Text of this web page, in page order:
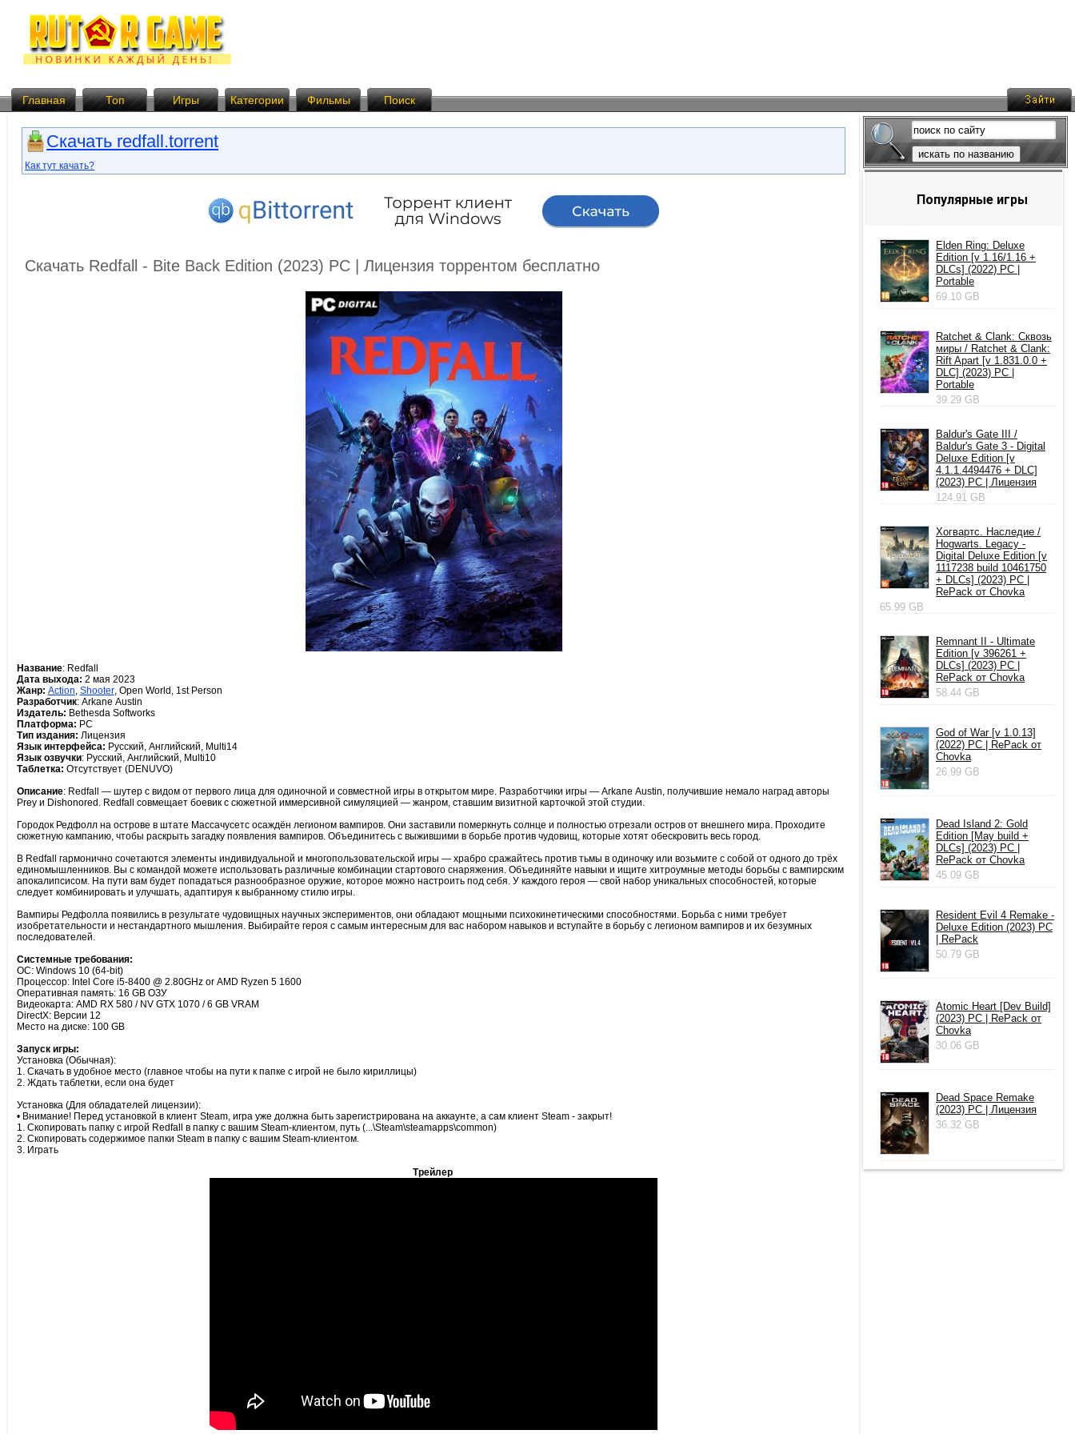
Главная Топ Игры Категории Фильмы Поиск
Скачать redfall.torrent
Как тут качать?
Скачать Redfall - Bite Back Edition (2023) PC | Лицензия торрентом бесплатно
Название: Redfall
Дата выхода: 2 мая 2023
Жанр: Action, Shooter, Open World, 1st Person
Разработчик: Arkane Austin
Издатель: Bethesda Softworks
Платформа: PC
Тип издания: Лицензия
Язык интерфейса: Русский, Английский, Multi14
Язык озвучки: Русский, Английский, Multi10
Таблетка: Отсутствует (DENUVO)
Описание: Redfall — шутер с видом от первого лица для одиночной и совместной игры в открытом мире. Разработчики игры — Arkane Austin, получившие немало наград авторы
Prey и Dishonored. Redfall совмещает боевик с сюжетной иммерсивной симуляцией — жанром, ставшим визитной карточкой этой студии.
Городок Редфолл на острове в штате Массачусетс осаждён легионом вампиров. Они заставили померкнуть солнце и полностью отрезали остров от внешнего мира. Проходите
сюжетную кампанию, чтобы раскрыть загадку появления вампиров. Объединитесь с выжившими в борьбе против чудовищ, которые хотят обескровить весь город.
В Redfall гармонично сочетаются элементы индивидуальной и многопользовательской игры — храбро сражайтесь против тьмы в одиночку или возьмите с собой от одного до трёх
единомышленников. Вы с командой можете использовать различные комбинации стартового снаряжения. Объединяйте навыки и ищите хитроумные методы борьбы с вампирским
апокалипсисом. На пути вам будет попадаться разнообразное оружие, которое можно настроить под себя. У каждого героя — свой набор уникальных способностей, которые
следует комбинировать и улучшать, адаптируя к выбранному стилю игры.
Вампиры Редфолла появились в результате чудовищных научных экспериментов, они обладают мощными психокинетическими способностями. Борьба с ними требует
изобретательности и нестандартного мышления. Выбирайте героя с самым интересным для вас набором навыков и вступайте в борьбу с легионом вампиров и их безумных
последователей.
Системные требования:
ОС: Windows 10 (64-bit)
Процессор: Intel Core i5-8400 @ 2.80GHz or AMD Ryzen 5 1600
Оперативная память: 16 GB ОЗУ
Видеокарта: AMD RX 580 / NV GTX 1070 / 6 GB VRAM
DirectX: Версии 12
Место на диске: 100 GB
Запуск игры:
Установка (Обычная):
1. Скачать в удобное место (главное чтобы на пути к папке с игрой не было кириллицы)
2. Ждать таблетки, если она будет
Установка (Для обладателей лицензии):
• Внимание! Перед установкой в клиент Steam, игра уже должна быть зарегистрирована на аккаунте, а сам клиент Steam - закрыт!
1. Скопировать папку с игрой Redfall в папку с вашим Steam-клиентом, путь (...\Steam\steamapps\common)
2. Скопировать содержимое папки Steam в папку с вашим Steam-клиентом.
3. Играть
Трейлер
искать по названию
Популярные игры
Elden Ring: Deluxe
Edition [v 1.16/1.16 +
DLCs] (2022) PC |
Portable
69.10 GB
Ratchet & Clank: Сквозь
миры / Ratchet & Clank:
Rift Apart [v 1.831.0.0 +
DLC] (2023) PC |
Portable
39.29 GB
Baldur's Gate III /
Baldur's Gate 3 - Digital
Deluxe Edition [v
4.1.1.4494476 + DLC]
(2023) PC | Лицензия
124.91 GB
Хогвартс. Наследие /
Hogwarts. Legacy -
Digital Deluxe Edition [v
1117238 build 10461750
+ DLCs] (2023) PC |
RePack от Chovka
65.99 GB
Remnant II - Ultimate
Edition [v 396261 +
DLCs] (2023) PC |
RePack от Chovka
58.44 GB
God of War [v 1.0.13]
(2022) PC | RePack от
Chovka
26.99 GB
Dead Island 2: Gold
Edition [May build +
DLCs] (2023) PC |
RePack от Chovka
45.09 GB
Resident Evil 4 Remake -
Deluxe Edition (2023) PC
| RePack
50.79 GB
Atomic Heart [Dev Build]
(2023) PC | RePack от
Chovka
30.06 GB
Dead Space Remake
(2023) PC | Лицензия
36.32 GB